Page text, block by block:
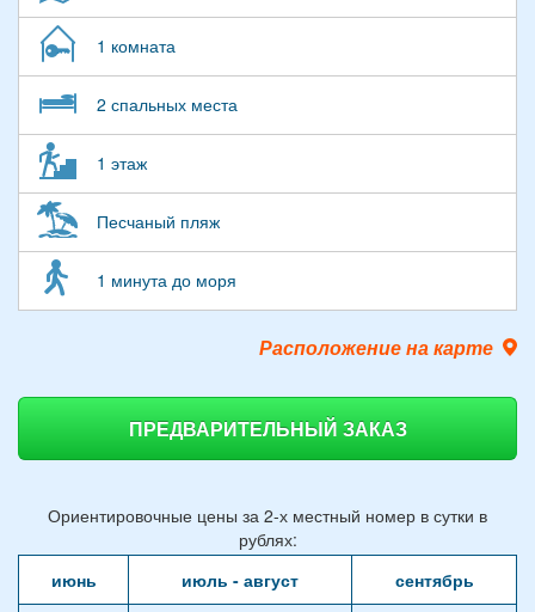
1 комната
2 спальных места
1 этаж
Песчаный пляж
1 минута до моря
Расположение на карте
ПРЕДВАРИТЕЛЬНЫЙ ЗАКАЗ
Ориентировочные цены за 2-х местный номер в сутки в
рублях:
июнь
июль - август
сентябрь